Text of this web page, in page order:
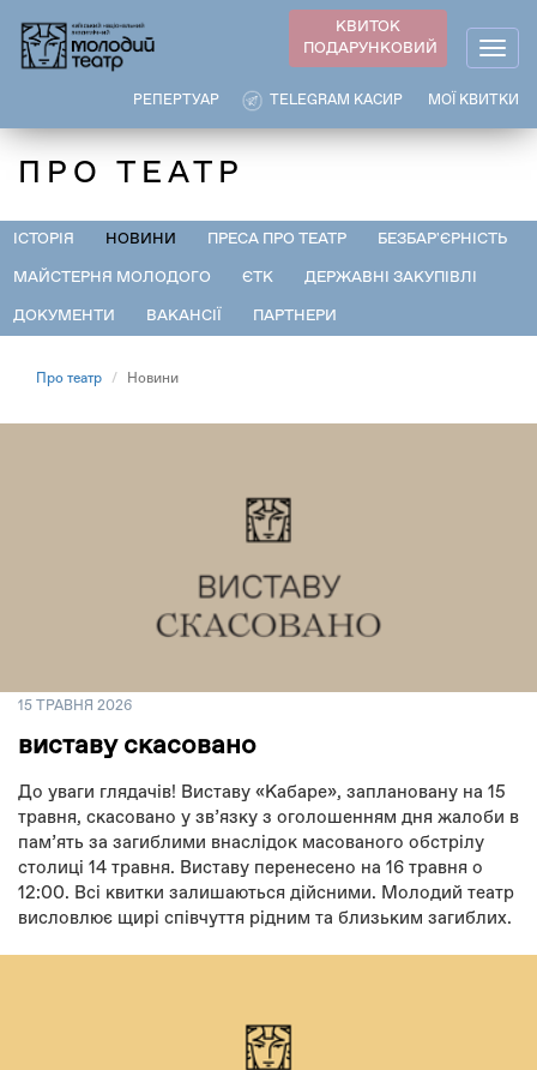
основного
КВИТОК
ПОДАРУНКОВИЙ
МОЇ КВИТКИ
TELEGRAM КАСИР
РЕПЕРТУАР
ПРО ТЕАТР
ІСТОРІЯ НОВИНИ ПРЕСА ПРО ТЕАТР БЕЗБАР'ЄРНІСТЬ
МАЙСТЕРНЯ МОЛОДОГО ЄТК ДЕРЖАВНІ ЗАКУПІВЛІ
ДОКУМЕНТИ ВАКАНСІЇ ПАРТНЕРИ
Про театр Новини
15 ТРАВНЯ 2026
виставу скасовано
До уваги глядачів! Виставу «Кабаре», заплановану на 15
травня, скасовано у зв’язку з оголошенням дня жалоби в
памʼять за загиблими внаслідок масованого обстрілу
столиці 14 травня. Виставу перенесено на 16 травня о
12:00. Всі квитки залишаються дійсними. Молодий театр
висловлює щирі співчуття рідним та близьким загиблих.